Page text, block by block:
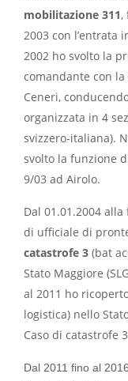
mobilitazione 311,
2003 con l’entrata
2002 ho svolto la
comandante con
Ceneri,
organizzata in 4
svizzero-italiana).
svolto la funzione
9/03 ad Airolo.
Dal 01.01.2004
di ufficiale di
catastrofe 3 (bat
Stato Maggiore
al 2011 ho
logistica) nello
Caso di catastrofe
Dal 2011 fino al